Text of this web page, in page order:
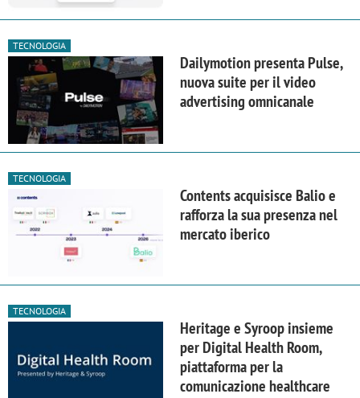
TECNOLOGIA
Dailymotion presenta Pulse,
nuova suite per il video
advertising omnicanale
TECNOLOGIA
Contents acquisisce Balio e
rafforza la sua presenza nel
mercato iberico
TECNOLOGIA
Heritage e Syroop insieme
per Digital Health Room,
piattaforma per la
comunicazione healthcare